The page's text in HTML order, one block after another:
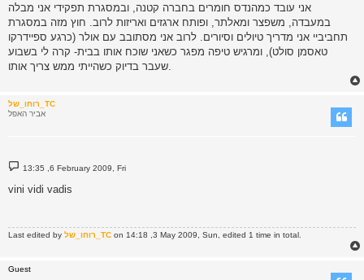
t
אני עובד כמהנדס חומרים בחברה קטנה, ובמסגרת תפקידי אני מבלה
במעבדה, משפצר ומאלתר, ופותח ארגזים ואריזות לרוב. חוץ מזה במסגרת
תחביביי אני מדריך טיולים וסיורים. לרוב אני מסתובב עם אולר (כרגע ספיידרקו
טאסמן סולט), ומרגיש טיפה מפגר כשאני שוכח אותו בבית- קרה לי בשבוע
רוחו_של_TC
אביר האפל
P
o
s
t
13:35 ,6 February 2009, Fri
vini vidi vadis
Last edited by רוחו_של_TC on 14:18 ,3 May 2009, Sun, edited 1 time in total.
Guest